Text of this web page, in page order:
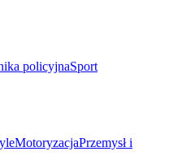
policyjnaSport
MotoryzacjaPrzemysł i